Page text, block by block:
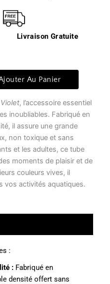
Livraison Gratuite
Au Panier
, l’accessoire essentiel
inoubliables. Fabriqué en
il assure une grande
non toxique et sans
et les adultes, ce tube
moments de plaisir et de
couleurs vives, il
vos activités aquatiques.
:
: Fabriqué en
densité offert sans